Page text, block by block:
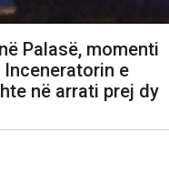
Palasë, momenti
e
në arrati prej dy